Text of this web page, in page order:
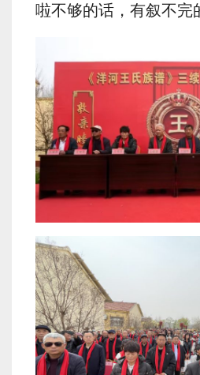
啦不够的话，有叙不完